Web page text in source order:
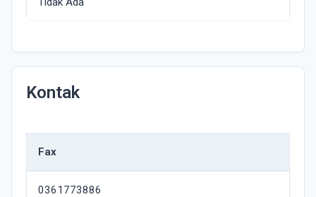
Kontak
Fax
0361773886